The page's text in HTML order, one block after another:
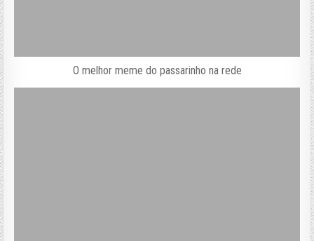
O melhor meme do passarinho na rede